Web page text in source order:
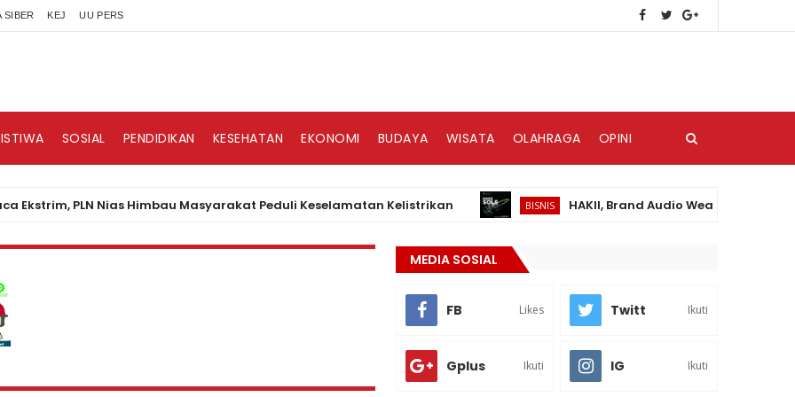
SIBER KEJ UU PERS
SOSIAL PENDIDIKAN KESEHATAN EKONOMI BUDAYA WISATA OLAHRAGA OPINI
PLN Nias Himbau Masyarakat Peduli Keselamatan Kelistrikan BISNIS HAKII, Brand Audio Wearable Baru yang
MEDIA SOSIAL
FB Likes Twitt Ikuti
Gplus Ikuti IG Ikuti